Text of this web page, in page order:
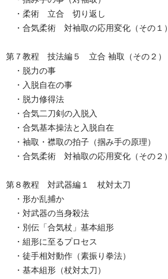
・柔術 立合 切り返し
・合気柔術 対袖取の応用変化（その１）
第７教程 技法編５ 立合 袖取（その２）
・脱力の事
・入脱自在の事
・脱力修得法
・合気二刀剣の入脱入
・合気基本操法と入脱自在
・袖取・襟取の拍子（掴み手の原理）
・合気柔術 対袖取の応用変化（その２）
第８教程 対武器編１ 杖対太刀
・形か乱捕か
・対武器の当身殺法
・別伝「合気杖」基本組形
・組形に至るプロセス
・徒手相対動作（素振り拳法）
・基本組形（杖対太刀）